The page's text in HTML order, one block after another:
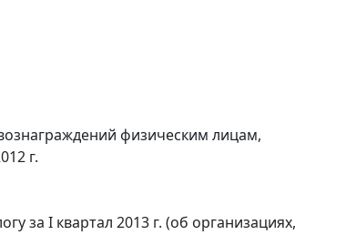
физическим лицам,
г.
за I квартал 2013 г. (об организациях,